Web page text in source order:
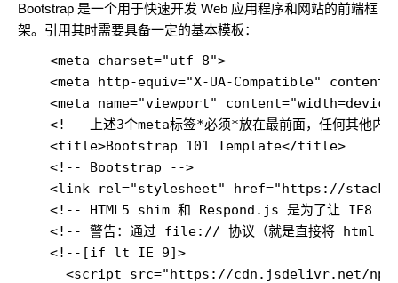
Bootstrap 是一个用于快速开发 Web 应用程序和网站的前端框
架。引用其时需要具备一定的基本模板：
    <meta charset="utf-8">
<meta http-equiv="X-UA-Compatible"
<meta name="viewport"
<!-- 上述3个meta标签*必须*放在最前面，任何其他内
    <title>Bootstrap 101 Template</title>
    <!-- Bootstrap -->
<link rel="stylesheet" href="https://
<!-- HTML5 shim 和 Respond.js 是为了让 IE8 支
<!-- 警告：通过 file:// 协议（就是直接将 html
    <!--[if lt IE 9]>
<script src="https://cdn.jsdelivr.net/